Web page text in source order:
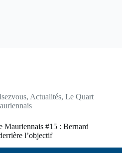
, Actualités, Le Quart
Mauriennais #15 : Bernard
l’objectif